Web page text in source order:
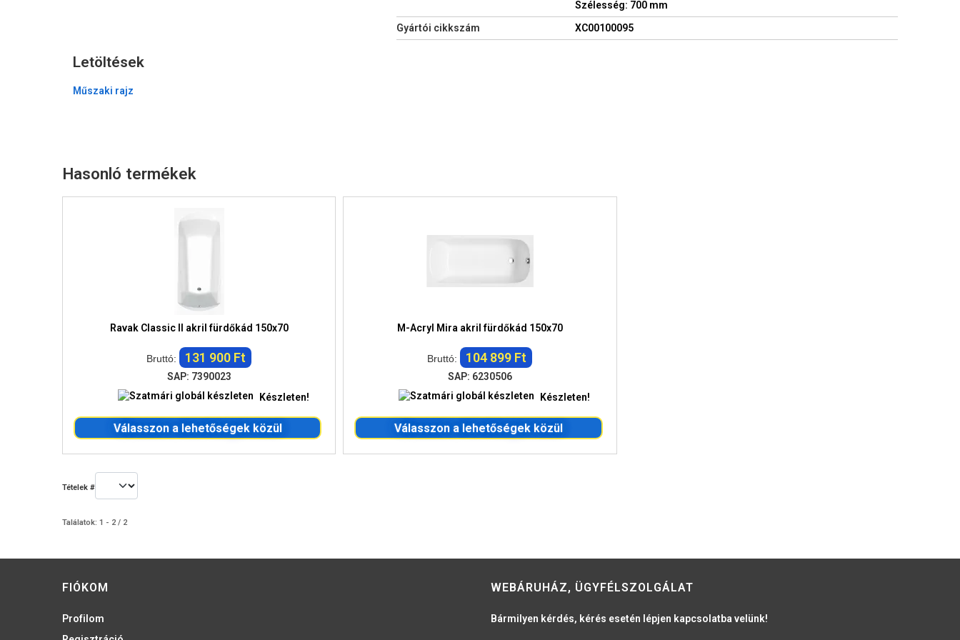
Szélesség: 700 mm
Gyártói cikkszám
XC00100095
Letöltések
Műszaki rajz
Hasonló termékek
Ravak Classic II akril fürdőkád 150x70
Bruttó: 131 900 Ft
SAP: 7390023
Készleten!
Válasszon a lehetőségek közül
M-Acryl Mira akril fürdőkád 150x70
Bruttó: 104 899 Ft
SAP: 6230506
Készleten!
Válasszon a lehetőségek közül
Tételek #
Találatok: 1 - 2 / 2
FIÓKOM
Profilom
WEBÁRUHÁZ, ÜGYFÉLSZOLGÁLAT
Bármilyen kérdés, kérés esetén lépjen kapcsolatba velünk!